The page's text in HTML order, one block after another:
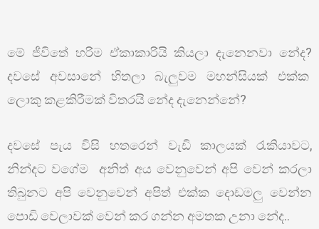
මේ ජීවිතේ හරිම ඒකාකාරියි කියලා දැනෙනවා නේද?
දවසේ අවසානේ හිතලා බැලුවම මහන්සියක් එක්ක
ලොකු කළකිරීමක් විතරයි නේද දැනෙන්නේ?
දවසේ පැය විසි හතරෙන් වැඩි කාලයක් රැකියාවට,
නින්දට වගේම අනිත් අය වෙනුවෙන් අපි වෙන් කරලා
තිබුනට අපි වෙනුවෙන් අපිත් එක්ක දොඩමලු වෙන්න
පොඩි වෙලාවක් වෙන් කර ගන්න අමතක උනා නේද..